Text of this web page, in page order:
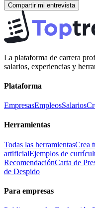
Compartir mi entrevista
La plataforma de carrera
salarios, experiencias y
Plataforma
EmpresasEmpleosSalarios
Herramientas
Todas las herramientasCrea
artificialEjemplos de
RecomendaciónCarta de
de Despido
Para empresas